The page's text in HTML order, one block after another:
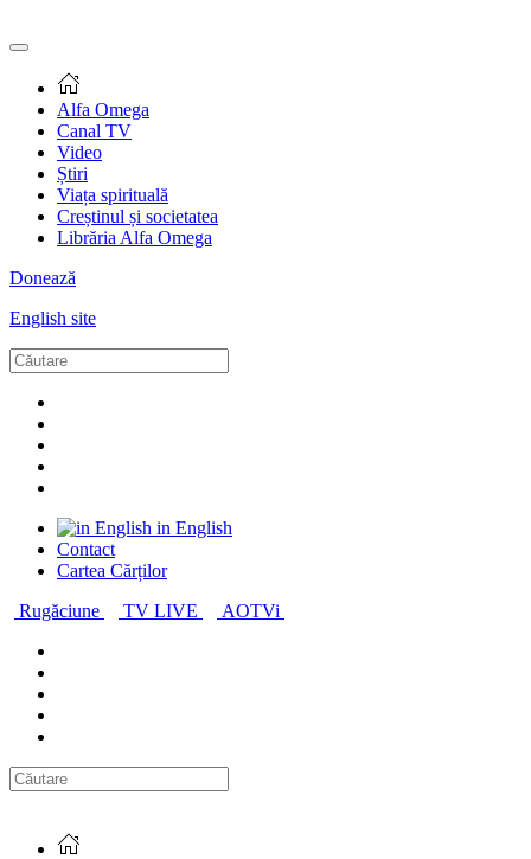
Alfa Omega
Canal TV
Video
Știri
Viața spirituală
Creștinul și societatea
Librăria Alfa Omega
Donează
English site
in English
Contact
Cartea Cărților
Rugăciune
TV LIVE AOTVi